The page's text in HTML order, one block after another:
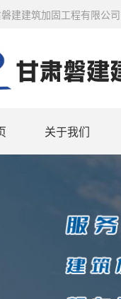
建建筑加固工程有限公司
关于我们